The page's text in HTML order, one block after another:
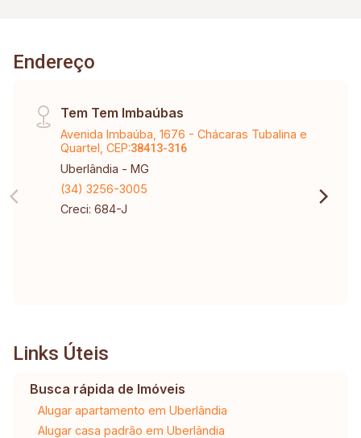
Endereço
Tem Tem Imbaúbas
Avenida Imbaúba, 1676 - Chácaras Tubalina e
Quartel, CEP:38413-316
Uberlândia - MG
(34) 3256-3005
Creci: 684-J
Links Úteis
Busca rápida de Imóveis
Alugar apartamento em Uberlândia
Alugar casa padrão em Uberlândia